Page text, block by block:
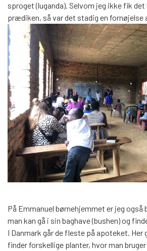
sproget (luganda). Selvom jeg ikke fik det
prædiken, så var det stadig en fornøjelse
På Emmanuel børnehjemmet er jeg også
man kan gå i sin baghave (bushen) og
I Danmark går de fleste på apoteket. Her
finder forskellige planter, hvor man